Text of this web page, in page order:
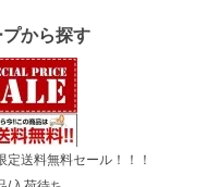
から探す
定送料無料セール！！！